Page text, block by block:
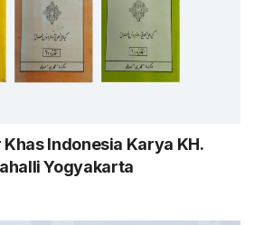
Indonesia Karya KH.
Yogyakarta